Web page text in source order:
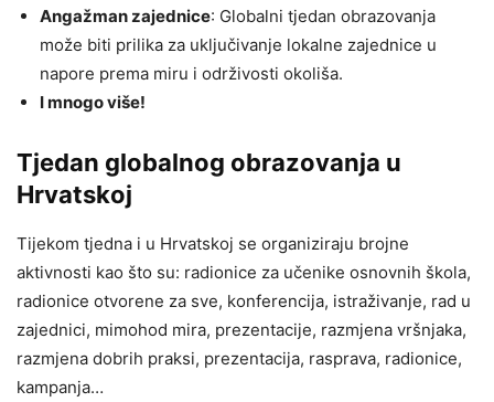
Angažman zajednice: Globalni tjedan obrazovanja
može biti prilika za uključivanje lokalne zajednice u
napore prema miru i održivosti okoliša.
I mnogo više!
Tjedan globalnog obrazovanja u
Hrvatskoj
Tijekom tjedna i u Hrvatskoj se organiziraju brojne
aktivnosti kao što su: radionice za učenike osnovnih škola,
radionice otvorene za sve, konferencija, istraživanje, rad u
zajednici, mimohod mira, prezentacije, razmjena vršnjaka,
razmjena dobrih praksi, prezentacija, rasprava, radionice,
kampanja…